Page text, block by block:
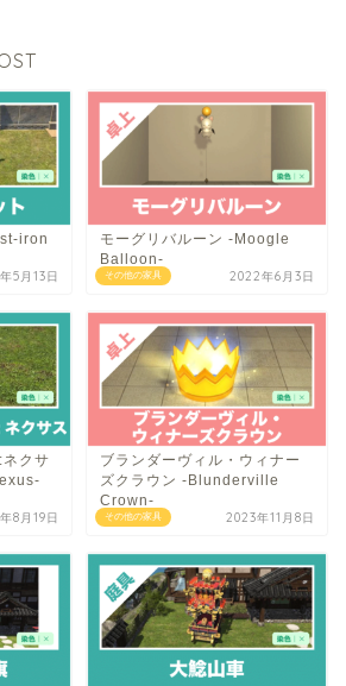
iron
5月13日 その他の家具
モーグリバルーン -Moogle
Balloon-
2022年6月3日
クサ
8月19日 その他の家具
ブランダーヴィル・ウィナー
ズクラウン -Blunderville
Crown-
2023年11月8日